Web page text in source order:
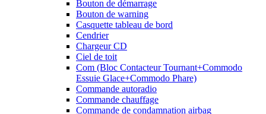
Bouton de démarrage
Bouton de warning
Casquette tableau de bord
Cendrier
Chargeur CD
Ciel de toit
Com (Bloc Contacteur Tournant+Commodo
Essuie Glace+Commodo Phare)
Commande autoradio
Commande chauffage
Commande de condamnation airbag